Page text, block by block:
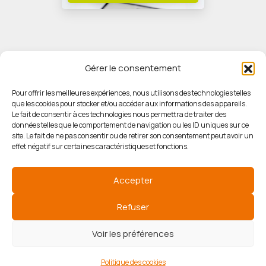
Gérer le consentement
Pour offrir les meilleures expériences, nous utilisons des technologies telles
que les cookies pour stocker et/ou accéder aux informations des appareils.
Le fait de consentir à ces technologies nous permettra de traiter des
données telles que le comportement de navigation ou les ID uniques sur ce
site. Le fait de ne pas consentir ou de retirer son consentement peut avoir un
effet négatif sur certaines caractéristiques et fonctions.
Accepter
Refuser
Voir les préférences
Politique des cookies
© HORIZON IMMOBILIER
Mentions légales
Politique des cookies